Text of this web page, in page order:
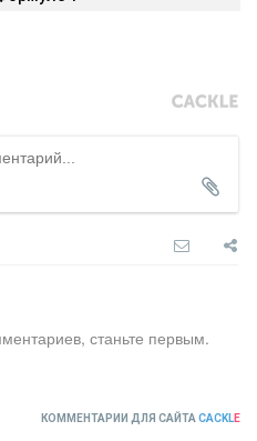
станьте первым.
КОММЕНТАРИИ ДЛЯ САЙТА CACKLE